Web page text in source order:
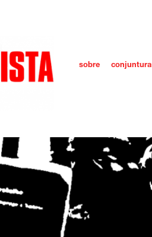
sobre conjuntura